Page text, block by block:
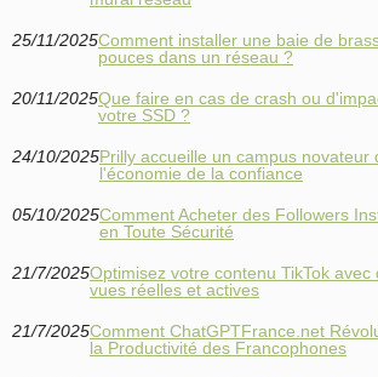
25/11/2025Comment installer une baie de
pouces dans un réseau ?
20/11/2025Que faire en cas de crash ou
votre SSD ?
24/10/2025Prilly accueille un campus novateur
l'économie de la confiance
05/10/2025Comment Acheter des Followers
en Toute Sécurité
21/7/2025Optimisez votre contenu TikTok avec
vues réelles et actives
21/7/2025Comment ChatGPTFrance.net
la Productivité des Francophones